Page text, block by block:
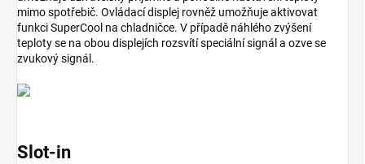
mimo spotřebič. Ovládací displej rovněž umožňuje aktivovat
funkci SuperCool na chladničce. V případě náhlého zvýšení
teploty se na obou displejích rozsvítí speciální signál a ozve se
zvukový signál.
Slot-in